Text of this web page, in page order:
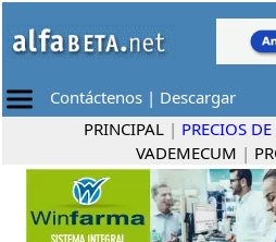
Contáctenos | Descargar
PRINCIPAL | PRECIOS
VADEMECUM |